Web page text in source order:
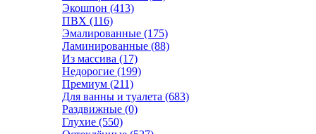
Экошпон (413)
ПВХ (116)
Эмалированные (175)
Ламинированные (88)
Из массива (17)
Недорогие (199)
Премиум (211)
Для ванны и туалета (683)
Раздвижные (0)
Глухие (550)